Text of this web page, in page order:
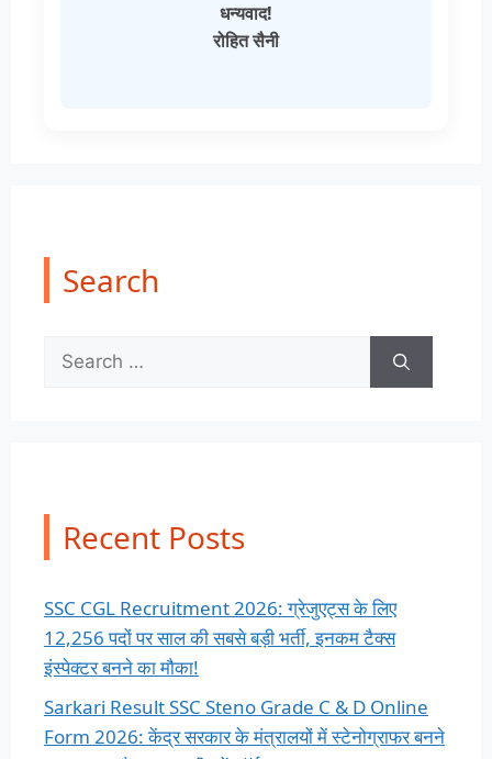
धन्यवाद!
रोहित सैनी
Search
Recent Posts
SSC CGL Recruitment 2026: ग्रेजुएट्स के लिए
12,256 पदों पर साल की सबसे बड़ी भर्ती, इनकम टैक्स
इंस्पेक्टर बनने का मौका!
Sarkari Result SSC Steno Grade C & D Online
Form 2026: केंद्र सरकार के मंत्रालयों में स्टेनोग्राफर बनने